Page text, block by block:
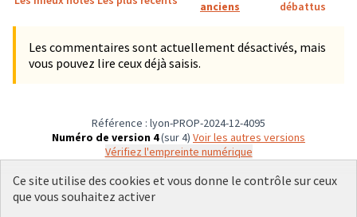
anciens
débattus
Les commentaires sont actuellement désactivés, mais
vous pouvez lire ceux déjà saisis.
Référence : lyon-PROP-2024-12-4095
Numéro de version 4(sur 4)
voir les autres versions
Vérifiez l'empreinte numérique
Ce site utilise des cookies et vous donne le contrôle sur ceux
que vous souhaitez activer